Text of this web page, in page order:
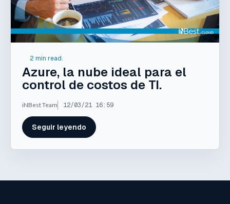
2 min read.
Azure, la nube ideal para el
control de costos de TI.
iNBest Team 12/03/21 16:59
Seguir leyendo